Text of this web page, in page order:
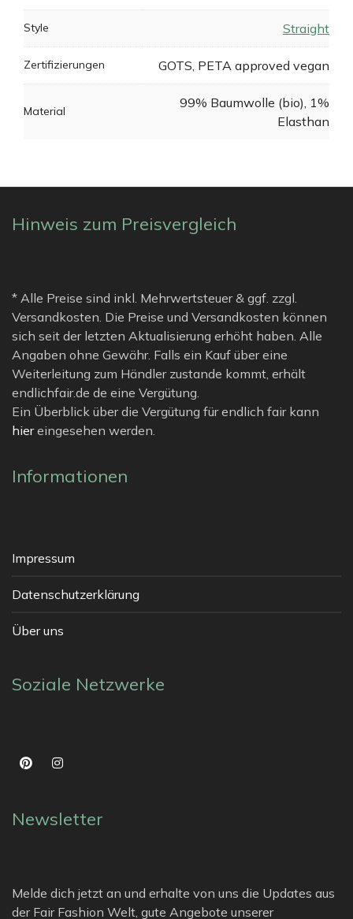
Style Straight
Zertifizierungen GOTS, PETA approved vegan
Material
99% Baumwolle (bio), 1%
Elasthan
Hinweis zum Preisvergleich
* Alle Preise sind inkl. Mehrwertsteuer & ggf. zzgl.
Versandkosten. Die Preise und Versandkosten können
sich seit der letzten Aktualisierung erhöht haben. Alle
Angaben ohne Gewähr. Falls ein Kauf über eine
Weiterleitung zum Händler zustande kommt, erhält
endlichfair.de de eine Vergütung.
Ein Überblick über die Vergütung für endlich fair kann
hiereingesehen werden.
Informationen
Impressum
Datenschutzerklärung
Über uns
Soziale Netzwerke
Newsletter
Melde dich jetzt an und erhalte von uns die Updates aus
der Fair Fashion Welt, gute Angebote unserer